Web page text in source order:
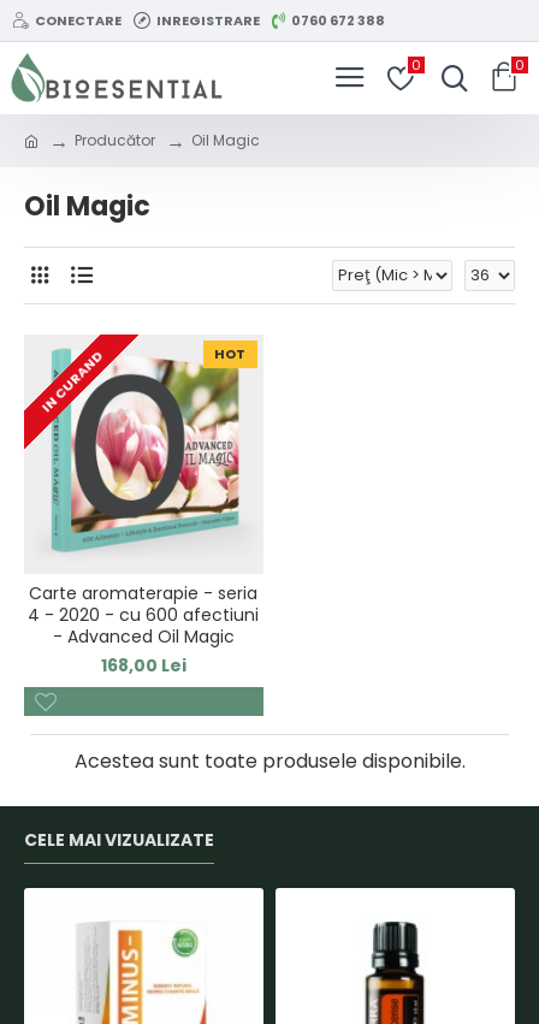
CONECTARE INREGISTRARE 0760 672 388
0 0
Producător Oil Magic
Oil Magic
HOT
IN CURAND
Carte aromaterapie - seria
4 - 2020 - cu 600 afectiuni
- Advanced Oil Magic
168,00 Lei
Acestea sunt toate produsele disponibile.
CELE MAI VIZUALIZATE